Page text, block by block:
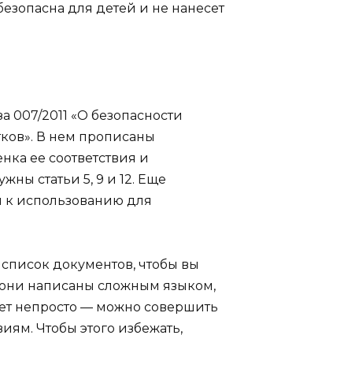
для детей и не нанесет
007/2011 «О безопасности
В нем прописаны
ее соответствия и
статьи 5, 9 и 12. Еще
к использованию для
документов, чтобы вы
они написаны сложным языком,
непросто — можно совершить
Чтобы этого избежать,